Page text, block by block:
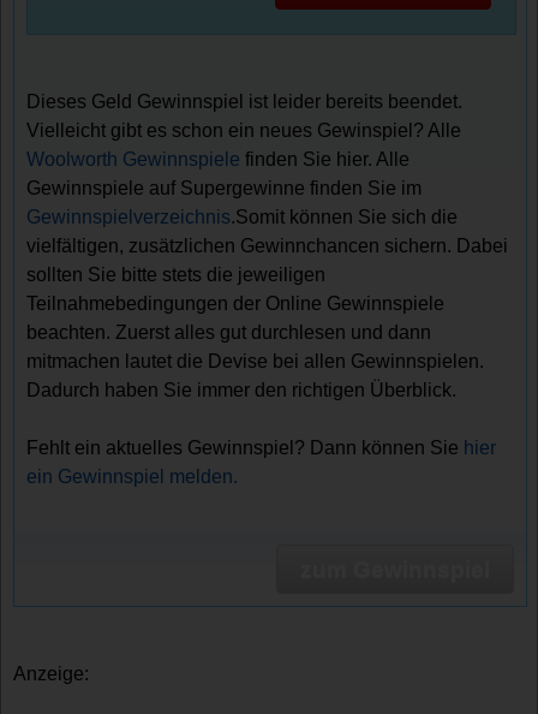
Dieses Geld Gewinnspiel ist leider bereits beendet.
Vielleicht gibt es schon ein neues Gewinspiel? Alle
Woolworth Gewinnspiele finden Sie hier. Alle
Gewinnspiele auf Supergewinne finden Sie im
Gewinnspielverzeichnis.Somit können Sie sich die
vielfältigen, zusätzlichen Gewinnchancen sichern. Dabei
sollten Sie bitte stets die jeweiligen
Teilnahmebedingungen der Online Gewinnspiele
beachten. Zuerst alles gut durchlesen und dann
mitmachen lautet die Devise bei allen Gewinnspielen.
Dadurch haben Sie immer den richtigen Überblick.
Fehlt ein aktuelles Gewinnspiel? Dann können Sie hier
ein Gewinnspiel melden.
Anzeige: